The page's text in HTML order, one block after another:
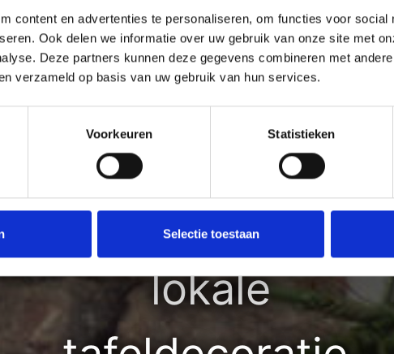
content en advertenties te personaliseren, om functies voor social
Ook delen we informatie over uw gebruik van onze site met
Deze partners kunnen deze gegevens combineren met
verzameld op basis van uw gebruik van hun services.
Voorkeuren Statistieken
Selectie toestaan
Belgisch blogster
Céline van 'I Do It
Myself' maak je zélf
je feestelijke én
lokale